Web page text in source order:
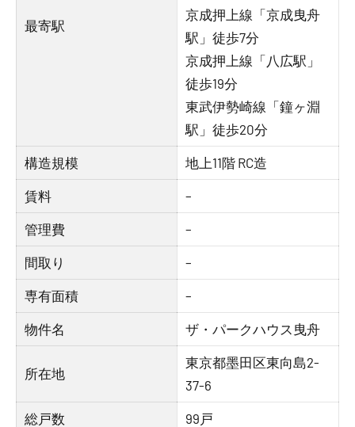
最寄駅
京成押上線「京成曳舟
駅」徒歩7分
京成押上線「八広駅」
徒歩19分
東武伊勢崎線「鐘ヶ淵
駅」徒歩20分
構造規模 地上11階 RC造
賃料 –
管理費 –
間取り –
専有面積 –
物件名 ザ・パークハウス曳舟
所在地
東京都墨田区東向島2-
37-6
総戸数 99戸